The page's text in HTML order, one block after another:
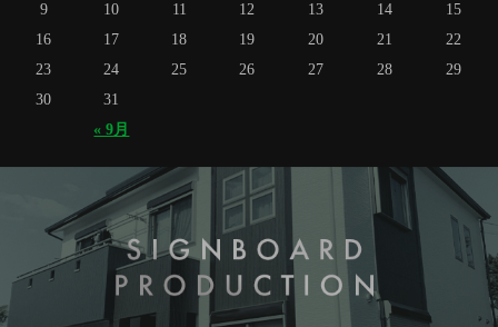
« 9月
9
10 11 12 13 14
15
16
17 18 19 20 21
22
23
24 25 26 27 28
29
30
31